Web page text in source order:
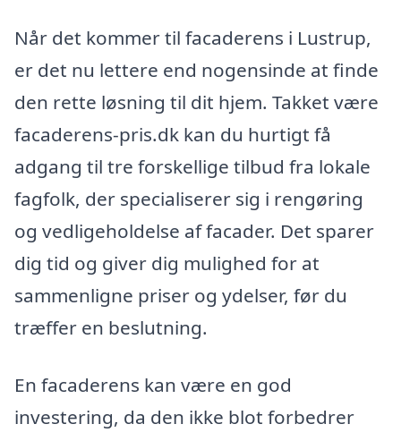
Når det kommer til facaderens i Lustrup,
er det nu lettere end nogensinde at finde
den rette løsning til dit hjem. Takket være
facaderens-pris.dk kan du hurtigt få
adgang til tre forskellige tilbud fra lokale
fagfolk, der specialiserer sig i rengøring
og vedligeholdelse af facader. Det sparer
dig tid og giver dig mulighed for at
sammenligne priser og ydelser, før du
træffer en beslutning.
En facaderens kan være en god
investering, da den ikke blot forbedrer